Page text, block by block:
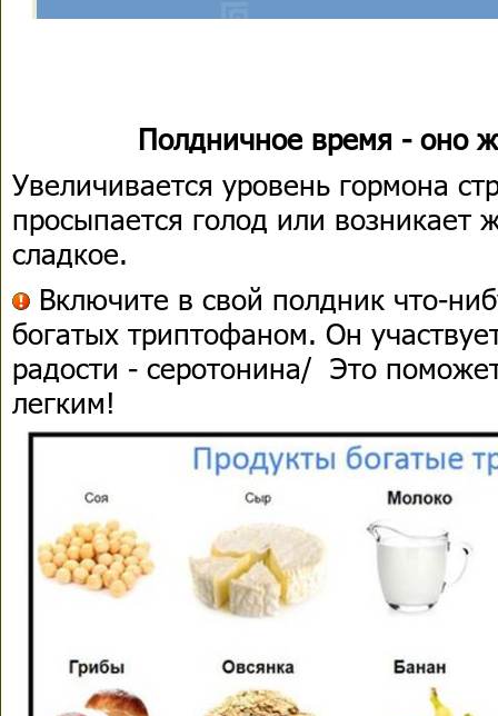
Полдничное время - оно
Увеличивается уровень гормона
просыпается голод или возникает
сладкое.
Включите в свой полдник что-
богатых триптофаном. Он
радости - серотонина/ Это
легким!